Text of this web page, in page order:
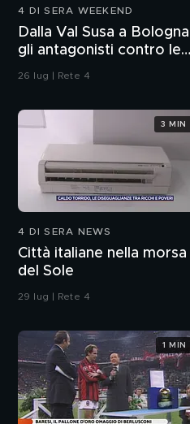
4 DI SERA WEEKEND
Dalla Val Susa a
gli antagonisti contro le
forze dell'ordine
26 lug | Rete 4
4 DI SERA NEWS
Città italiane nella morsa
del Sole
29 lug | Rete 4
3 MIN
1 MIN